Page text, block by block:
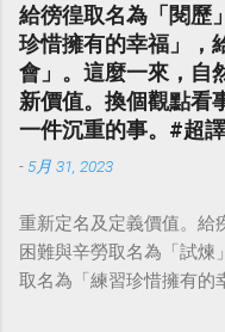
給徬徨取名為「閱歷
珍惜擁有的幸福」，
會」。這麼一來，自
新價值。換個觀點看
一件沉重的事。#超
- 5月 31, 2023
重新定名及定義價值。給
困難與辛勞取名為「試煉
取名為「練習珍惜擁有的